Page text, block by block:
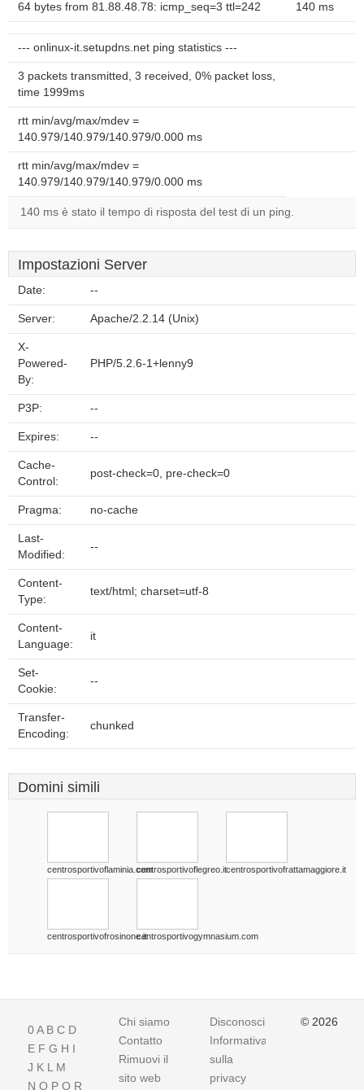
64 bytes from 81.88.48.78: icmp_seq=3 ttl=242 140 ms
--- onlinux-it.setupdns.net ping statistics ---
3 packets transmitted, 3 received, 0% packet loss,
time 1999ms
rtt min/avg/max/mdev =
140.979/140.979/140.979/0.000 ms
rtt min/avg/max/mdev =
140.979/140.979/140.979/0.000 ms
140 ms è stato il tempo di risposta del test di un ping.
Impostazioni Server
Date: --
Server: Apache/2.2.14 (Unix)
X-
Powered-
By:
PHP/5.2.6-1+lenny9
P3P: --
Expires: --
Cache-
Control:
post-check=0, pre-check=0
Pragma: no-cache
Last-
Modified:
--
Content-
Type:
text/html; charset=utf-8
Content-
Language:
it
Set-
Cookie:
--
Transfer-
Encoding:
chunked
Domini simili
centrosportivoflaminia.comcentrosportivoflegreo.itcentrosportivofrattamaggiore.it
centrosportivofrosinone.itcentrosportivogymnasium.com
0A B C D
E F G H I
J K L M
N O P Q R
Chi siamo
Contatto
Rimuovi il
sito web
Disconoscimento
Informativa
sulla
privacy
© 2026